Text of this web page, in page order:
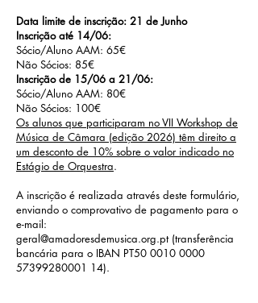
Data limite de inscrição: 21 de Junho
Inscrição até 14/06:
Sócio/Aluno AAM: 65€
Não Sócios: 85€
Inscrição de 15/06 a 21/06:
Sócio/Aluno AAM: 80€
Não Sócios: 100€
Os alunos que participaram no VII Workshop de
Música de Câmara (edição 2026) têm direito a
um desconto de 10% sobre o valor indicado no
Estágio de Orquestra.
A inscrição é realizada através deste formulário,
enviando o comprovativo de pagamento para o
e-mail:
geral@amadoresdemusica.org.pt(transferência
bancária para o IBAN PT50 0010 0000
57399280001 14).